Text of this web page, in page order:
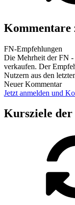
Kommentare
FN-Empfehlungen
Die Mehrheit der FN
verkaufen. Der
Nutzern aus den
Neuer Kommentar
Jetzt anmelden und
Kursziele